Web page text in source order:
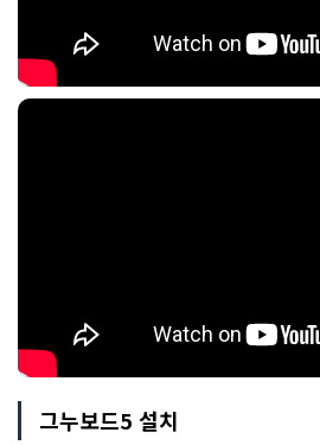
그누보드5 설치